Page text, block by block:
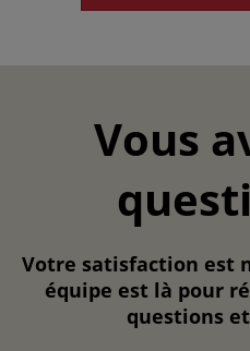
Vous
Votre satisfaction est
équipe est là pour
questions